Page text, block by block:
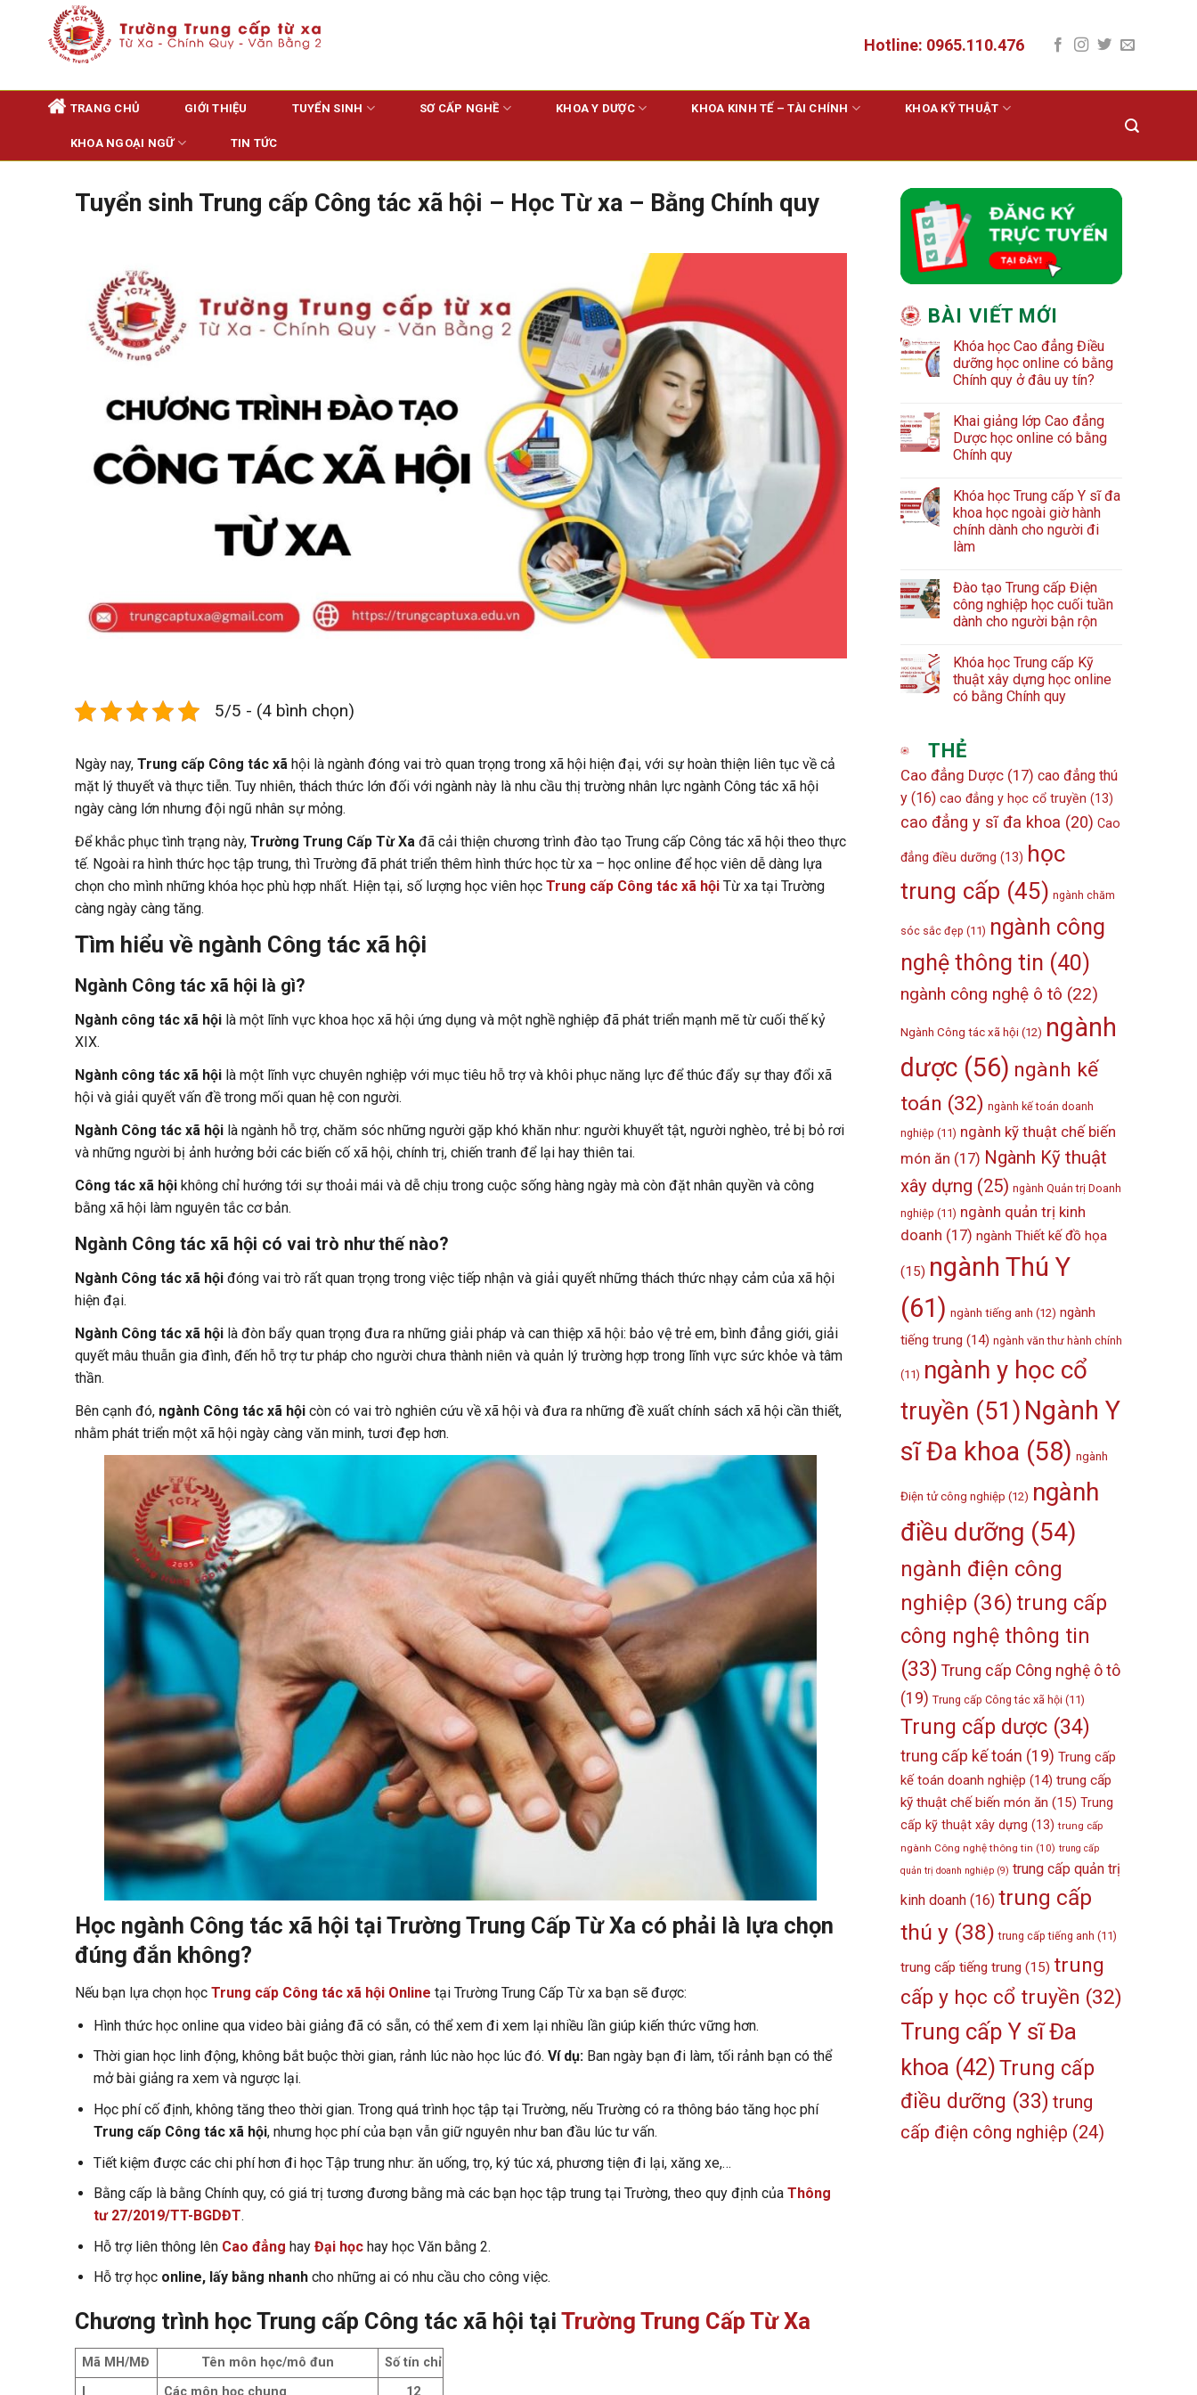
Hotline: 0965.110.476
TRANG CHỦ GIỚI THIỆU TUYỂN SINH SƠ CẤP NGHỀ KHOA Y DƯỢC KHOA KINH TẾ – TÀI CHÍNH KHOA KỸ THUẬT
KHOA NGOẠI NGỮ TIN TỨC
Tuyển sinh Trung cấp Công tác xã hội – Học Từ xa – Bằng Chính quy
5/5 - (4 bình chọn)
Ngày nay, Trung cấp Công tác xãhội là ngành đóng vai trò quan trọng trong xã hội hiện đại, với sự hoàn thiện liên tục về cả
mặt lý thuyết và thực tiễn. Tuy nhiên, thách thức lớn đối với ngành này là nhu cầu thị trường nhân lực ngành Công tác xã hội
ngày càng lớn nhưng đội ngũ nhân sự mỏng.
Để khắc phục tình trạng này, Trường Trung Cấp Từ Xađã cải thiện chương trình đào tạo Trung cấp Công tác xã hội theo thực
tế. Ngoài ra hình thức học tập trung, thì Trường đã phát triển thêm hình thức học từ xa – học online để học viên dễ dàng lựa
chọn cho mình những khóa học phù hợp nhất. Hiện tại, số lượng học viên học Trung cấp Công tác xã hộiTừ xa tại Trường
càng ngày càng tăng.
Tìm hiểu về ngành Công tác xã hội
Ngành Công tác xã hội là gì?
Ngành công tác xã hộilà một lĩnh vực khoa học xã hội ứng dụng và một nghề nghiệp đã phát triển mạnh mẽ từ cuối thế kỷ
XIX.
Ngành công tác xã hộilà một lĩnh vực chuyên nghiệp với mục tiêu hỗ trợ và khôi phục năng lực để thúc đẩy sự thay đổi xã
hội và giải quyết vấn đề trong mối quan hệ con người.
Ngành Công tác xã hộilà ngành hỗ trợ, chăm sóc những người gặp khó khăn như: người khuyết tật, người nghèo, trẻ bị bỏ rơi
và những người bị ảnh hưởng bởi các biến cố xã hội, chính trị, chiến tranh để lại hay thiên tai.
Công tác xã hộikhông chỉ hướng tới sự thoải mái và dễ chịu trong cuộc sống hàng ngày mà còn đặt nhân quyền và công
bằng xã hội làm nguyên tắc cơ bản.
Ngành Công tác xã hội có vai trò như thế nào?
Ngành Công tác xã hộiđóng vai trò rất quan trọng trong việc tiếp nhận và giải quyết những thách thức nhạy cảm của xã hội
hiện đại.
Ngành Công tác xã hộilà đòn bẩy quan trọng đưa ra những giải pháp và can thiệp xã hội: bảo vệ trẻ em, bình đẳng giới, giải
quyết mâu thuẫn gia đình, đến hỗ trợ tư pháp cho người chưa thành niên và quản lý trường hợp trong lĩnh vực sức khỏe và tâm
thần.
Bên cạnh đó, ngành Công tác xã hộicòn có vai trò nghiên cứu về xã hội và đưa ra những đề xuất chính sách xã hội cần thiết,
nhằm phát triển một xã hội ngày càng văn minh, tươi đẹp hơn.
Học ngành Công tác xã hội tại Trường Trung Cấp Từ Xa có phải là lựa chọn
đúng đắn không?
Nếu bạn lựa chọn học Trung cấp Công tác xã hội Online tại Trường Trung Cấp Từ xa bạn sẽ được:
Hình thức học online qua video bài giảng đã có sẵn, có thể xem đi xem lại nhiều lần giúp kiến thức vững hơn.
Thời gian học linh động, không bắt buộc thời gian, rảnh lúc nào học lúc đó. Ví dụ:Ban ngày bạn đi làm, tối rảnh bạn có thể
mở bài giảng ra xem và ngược lại.
Học phí cố định, không tăng theo thời gian. Trong quá trình học tập tại Trường, nếu Trường có ra thông báo tăng học phí
Trung cấp Công tác xã hội, nhưng học phí của bạn vẫn giữ nguyên như ban đầu lúc tư vấn.
Tiết kiệm được các chi phí hơn đi học Tập trung như: ăn uống, trọ, ký túc xá, phương tiện đi lại, xăng xe,…
Bằng cấp là bằng Chính quy, có giá trị tương đương bằng mà các bạn học tập trung tại Trường, theo quy định của Thông
tư 27/2019/TT-BGDĐT.
Hỗ trợ liên thông lên Cao đẳng hay Đại học hay học Văn bằng 2.
Hỗ trợ học online, lấy bằng nhanhcho những ai có nhu cầu cho công việc.
Chương trình học Trung cấp Công tác xã hội tại Trường Trung Cấp Từ Xa
Mã MH/MĐ Tên môn học/mô đun
Số tín chỉ
Các môn học chung
12
BÀI VIẾT MỚI
Khóa học Cao đẳng Điều
dưỡng học online có bằng
Chính quy ở đâu uy tín?
Khai giảng lớp Cao đẳng
Dược học online có bằng
Chính quy
Khóa học Trung cấp Y sĩ đa
khoa học ngoài giờ hành
chính dành cho người đi
làm
Đào tạo Trung cấp Điện
công nghiệp học cuối tuần
dành cho người bận rộn
Khóa học Trung cấp Kỹ
thuật xây dựng học online
có bằng Chính quy
THẺ
Cao đẳng Dược (17) cao đẳng thú
y (16) cao đẳng y học cổ truyền (13)
cao đẳng y sĩ đa khoa (20) Cao
đẳng điều dưỡng (13) học
trung cấp (45) ngành chăm
sóc sắc đẹp (11) ngành công
nghệ thông tin (40)
ngành công nghệ ô tô (22)
Ngành Công tác xã hội (12) ngành
dược (56) ngành kế
toán (32) ngành kế toán doanh
nghiệp (11) ngành kỹ thuật chế biến
món ăn (17) Ngành Kỹ thuật
xây dựng (25) ngành Quản trị Doanh
nghiệp (11) ngành quản trị kinh
doanh (17) ngành Thiết kế đồ họa
(15) ngành Thú Y
(61) ngành tiếng anh (12) ngành
tiếng trung (14) ngành văn thư hành chính
(11) ngành y học cổ
truyền (51) Ngành Y
sĩ Đa khoa (58) ngành
Điện tử công nghiệp (12) ngành
điều dưỡng (54)
ngành điện công
nghiệp (36) trung cấp
công nghệ thông tin
(33) Trung cấp Công nghệ ô tô
(19) Trung cấp Công tác xã hội (11)
Trung cấp dược (34)
trung cấp kế toán (19) Trung cấp
kế toán doanh nghiệp (14) trung cấp
kỹ thuật chế biến món ăn (15) Trung
cấp kỹ thuật xây dựng (13) trung cấp
ngành Công nghệ thông tin (10) trung cấp
quản trị doanh nghiệp (9) trung cấp quản trị
kinh doanh (16) trung cấp
thú y (38) trung cấp tiếng anh (11)
trung cấp tiếng trung (15) trung
cấp y học cổ truyền (32)
Trung cấp Y sĩ Đa
khoa (42)Trung cấp
điều dưỡng (33) trung
cấp điện công nghiệp (24)